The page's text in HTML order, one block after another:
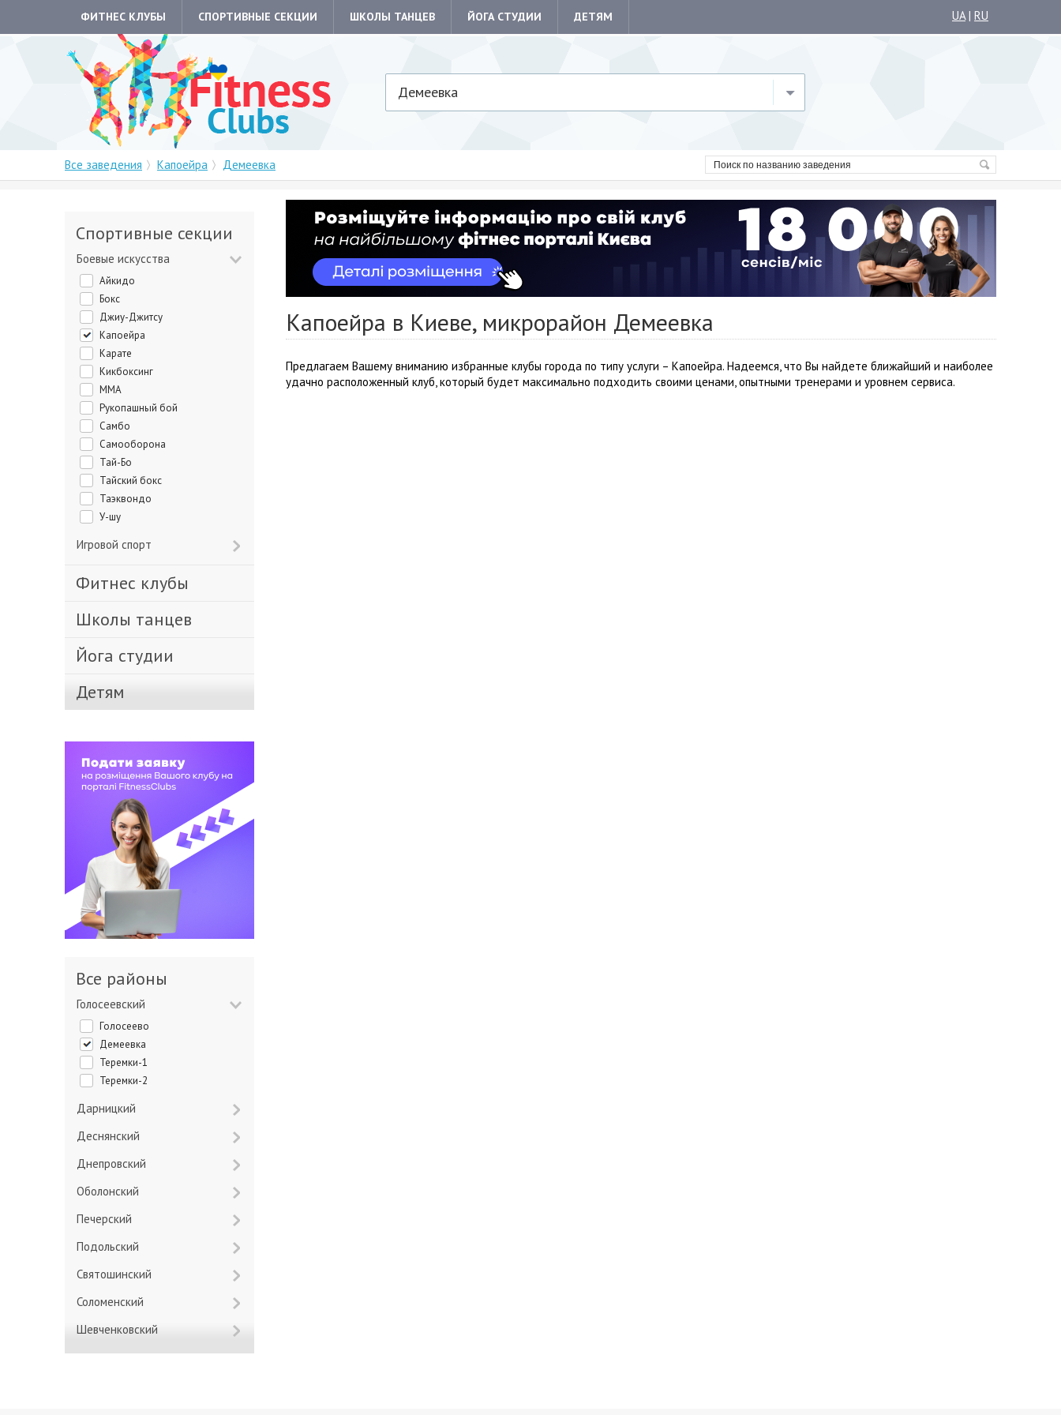
ФИТНЕС КЛУБЫ СПОРТИВНЫЕ СЕКЦИИ ШКОЛЫ ТАНЦЕВ ЙОГА СТУДИИ ДЕТЯМ UA| RU
Демеевка
Все заведения Капоейра Демеевка
Капоейра в Киеве, микрорайон Демеевка
Предлагаем Вашему вниманию избранные клубы города по типу услуги – Капоейра. Надеемся, что Вы найдете ближайший и наиболее
удачно расположенный клуб, который будет максимально подходить своими ценами, опытными тренерами и уровнем сервиса.
Спортивные секции
Боевые искусства
Айкидо
Бокс
Джиу-Джитсу
Капоейра
Карате
Кикбоксинг
ММА
Рукопашный бой
Самбо
Самооборона
Тай-Бо
Тайский бокс
Таэквондо
У-шу
Игровой спорт
Фитнес клубы
Школы танцев
Йога студии
Детям
Все районы
Голосеевский
Голосеево
Демеевка
Теремки-1
Теремки-2
Дарницкий
Деснянский
Днепровский
Оболонский
Печерский
Подольский
Святошинский
Соломенский
Шевченковский